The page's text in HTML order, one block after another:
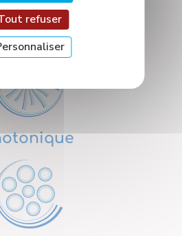
refuser